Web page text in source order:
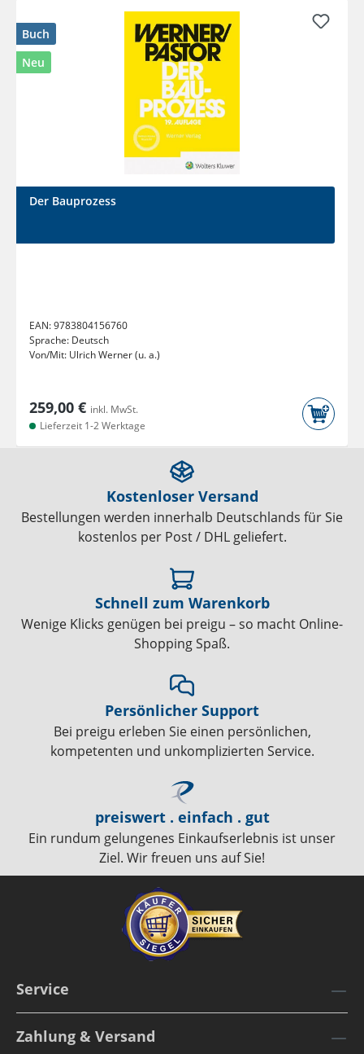
Buch
Neu
Der Bauprozess
EAN:9783804156760
Sprache: Deutsch
Von/Mit: Ulrich Werner (u. a.)
259,00 € inkl. MwSt.
Lieferzeit 1-2 Werktage
Kostenloser Versand
Bestellungen werden innerhalb Deutschlands für Sie
kostenlos per Post / DHL geliefert.
Schnell zum Warenkorb
Wenige Klicks genügen bei preigu – so macht Online-
Shopping Spaß.
Persönlicher Support
Bei preigu erleben Sie einen persönlichen,
kompetenten und unkomplizierten Service.
preiswert . einfach . gut
Ein rundum gelungenes Einkaufserlebnis ist unser
Ziel. Wir freuen uns auf Sie!
Service
Zahlung & Versand